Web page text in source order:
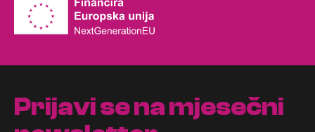
Prijavi se na mjesečni